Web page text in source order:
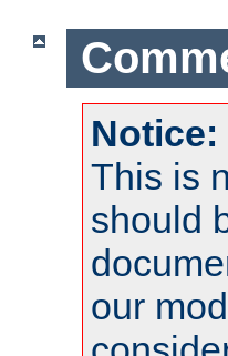
Notice:
This is
should
our